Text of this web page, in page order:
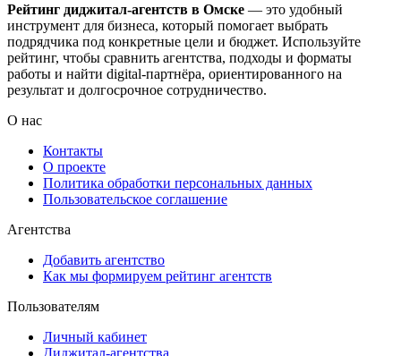
Рейтинг диджитал-агентств в Омске — это удобный
инструмент для бизнеса, который помогает выбрать
подрядчика под конкретные цели и бюджет. Используйте
рейтинг, чтобы сравнить агентства, подходы и форматы
работы и найти digital-партнёра, ориентированного на
результат и долгосрочное сотрудничество.
О нас
Контакты
О проекте
Политика обработки персональных данных
Пользовательское соглашение
Агентства
Добавить агентство
Как мы формируем рейтинг агентств
Пользователям
Личный кабинет
Диджитал-агентства